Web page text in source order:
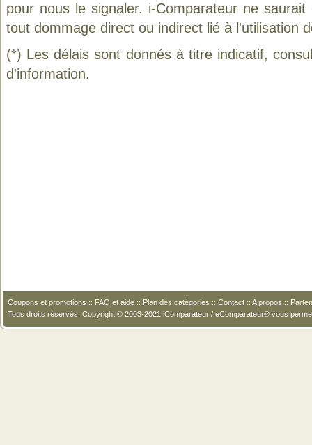
pour nous le signaler. i-Comparateur ne
tout dommage direct ou indirect lié à l'utilisation
(*) Les délais sont donnés à titre indicatif,
d'information.
Coupons et promotions :: FAQ et aide :: Plan des catégories :: Contact :: A propos ::
Tous droits réservés. Copyright © 2003-2021 iComparateur / eComparateur® vous